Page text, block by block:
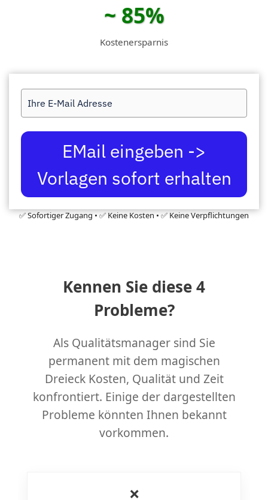
~ 85%
Kostenersparnis
EMail eingeben ->
Vorlagen sofort erhalten
✅ Sofortiger Zugang • ✅ Keine Kosten • ✅ Keine Verpflichtungen
Kennen Sie diese 4
Probleme?
Als Qualitätsmanager sind Sie
permanent mit dem magischen
Dreieck Kosten, Qualität und Zeit
konfrontiert. Einige der dargestellten
Probleme könnten Ihnen bekannt
vorkommen.
❌